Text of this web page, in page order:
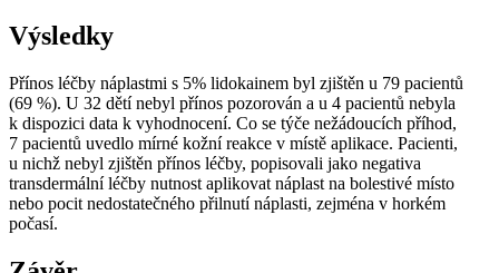
Výsledky
Přínos léčby náplastmi s 5% lidokainem byl zjištěn u 79 pacientů
(69 %). U 32 dětí nebyl přínos pozorován a u 4 pacientů nebyla
k dispozici data k vyhodnocení. Co se týče nežádoucích příhod,
7 pacientů uvedlo mírné kožní reakce v místě aplikace. Pacienti,
u nichž nebyl zjištěn přínos léčby, popisovali jako negativa
transdermální léčby nutnost aplikovat náplast na bolestivé místo
nebo pocit nedostatečného přilnutí náplasti, zejména v horkém
počasí.